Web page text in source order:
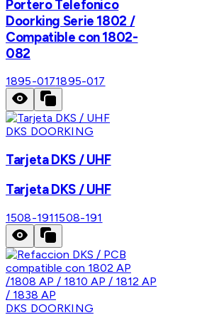
Portero Telefonico
Doorking Serie 1802 /
Compatible con 1802-
082
1895-0171895-017
DKS DOORKING
Tarjeta DKS / UHF
Tarjeta DKS / UHF
1508-1911508-191
DKS DOORKING